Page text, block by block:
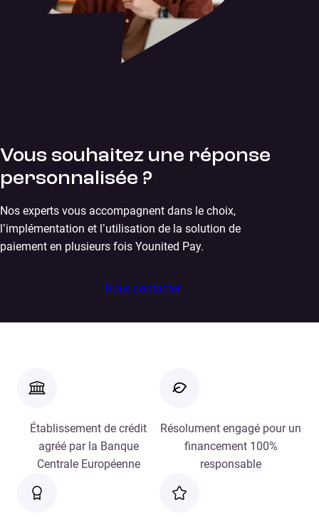
Vous souhaitez une réponse
personnalisée ?
Nos experts vous accompagnent dans le choix,
l’implémentation et l’utilisation de la solution de
paiement en plusieurs fois Younited Pay.
Nous contacter
Établissement de crédit
agréé par la Banque
Centrale Européenne
Résolument engagé pour un
financement 100%
responsable